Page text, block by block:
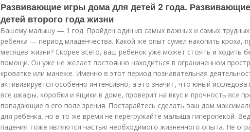
Развивающие игры дома для детей 2 года.
детей второго года жизни
Вашему малышу — 1 год. Пройден один из самых важных и самых
ребенка — период младенчества. Какой же опыт сумел накопить кроха,
месяцев жизни? Скорее всего, ваш ребенок уже может стоять и ходить
помощи. Он уже не желает постоянно находиться в ограниченном
кроватке или манеже. Именно в этот период познавательная
активизируется особенно интенсивно, а это значит, что юный
все шкафы, коробки и ящики в доме, проверит на вкус и прочность все
попадающие в его поле зрения. Постарайтесь сделать ваш дом
для ребенка, но в то же время не перегружайте малыша гиперопекой.
падения тоже являются частью необходимого жизненного опыта. Не